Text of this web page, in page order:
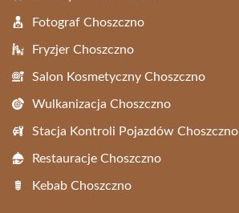
Fotograf Choszczno
Fryzjer Choszczno
Salon Kosmetyczny Choszczno
Wulkanizacja Choszczno
Stacja Kontroli Pojazdów Choszczno
Restauracje Choszczno
Kebab Choszczno